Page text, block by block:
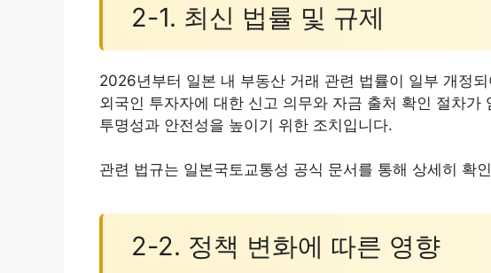
2-1. 최신 법률 및 규제
2026년부터 일본 내 부동산 거래 관련 법률이 일부 개정
외국인 투자자에 대한 신고 의무와 자금 출처 확인 절차가
투명성과 안전성을 높이기 위한 조치입니다.
관련 법규는 일본국토교통성 공식 문서를 통해 상세히 확
2-2. 정책 변화에 따른 영향